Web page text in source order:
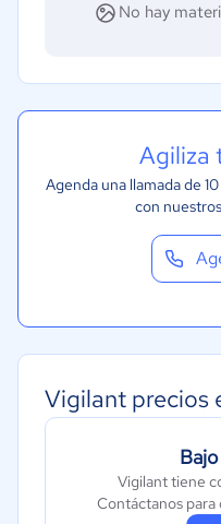
No hay
Agiliza
Agenda una llamada de
con
Vigilant precios
Vigilant tiene
Contáctanos